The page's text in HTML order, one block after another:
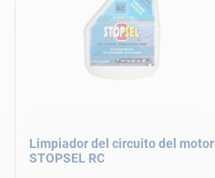
Limpiador del circuito del motor
STOPSEL RC